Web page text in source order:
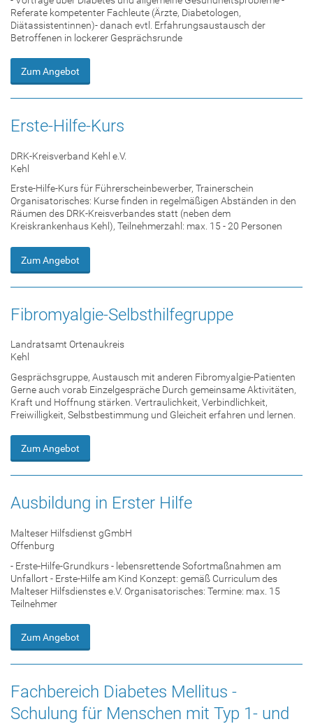
Referate kompetenter Fachleute (Ärzte, Diabetologen,
Diätassistentinnen)- danach evtl. Erfahrungsaustausch der
Betroffenen in lockerer Gesprächsrunde
Zum Angebot
Erste-Hilfe-Kurs
DRK-Kreisverband Kehl e.V.
Kehl
Erste-Hilfe-Kurs für Führerscheinbewerber, Trainerschein
Organisatorisches: Kurse finden in regelmäßigen Abständen in den
Räumen des DRK-Kreisverbandes statt (neben dem
Kreiskrankenhaus Kehl), Teilnehmerzahl: max. 15 - 20 Personen
Zum Angebot
Fibromyalgie-Selbsthilfegruppe
Landratsamt Ortenaukreis
Kehl
Gesprächsgruppe, Austausch mit anderen Fibromyalgie-Patienten
Gerne auch vorab Einzelgespräche Durch gemeinsame Aktivitäten,
Kraft und Hoffnung stärken. Vertraulichkeit, Verbindlichkeit,
Freiwilligkeit, Selbstbestimmung und Gleicheit erfahren und lernen.
Zum Angebot
Ausbildung in Erster Hilfe
Malteser Hilfsdienst gGmbH
Offenburg
- Erste-Hilfe-Grundkurs - lebensrettende Sofortmaßnahmen am
Unfallort - Erste-Hilfe am Kind Konzept: gemäß Curriculum des
Malteser Hilfsdienstes e.V. Organisatorisches: Termine: max. 15
Teilnehmer
Zum Angebot
Fachbereich Diabetes Mellitus -
Schulung für Menschen mit Typ 1- und